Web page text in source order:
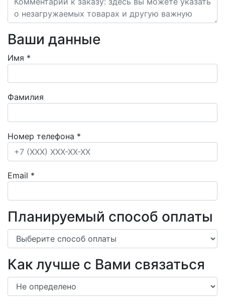
Ваши данные
Имя *
Фамилия
Номер телефона *
Email *
Планируемый способ оплаты
Как лучше с Вами связаться